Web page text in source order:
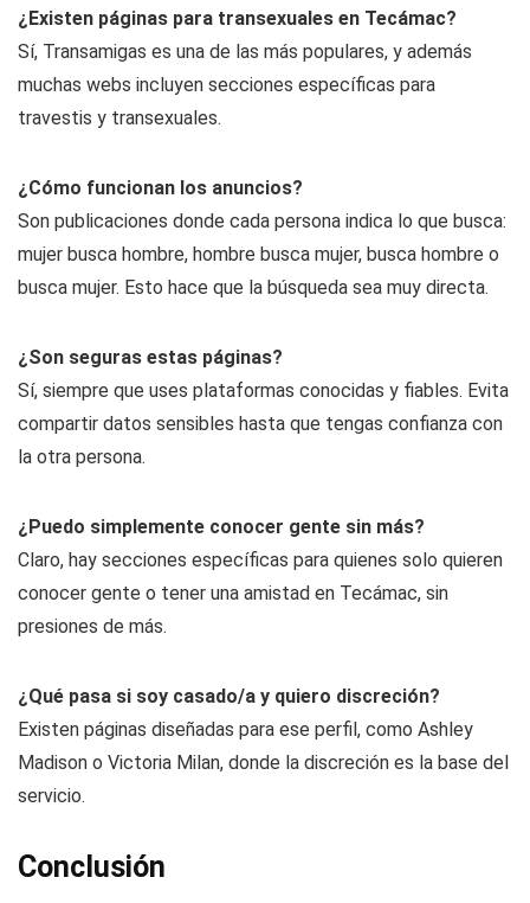
¿Existen páginas para transexuales en Tecámac?
Sí, Transamigas es una de las más populares, y además
muchas webs incluyen secciones específicas para
travestis y transexuales.
¿Cómo funcionan los anuncios?
Son publicaciones donde cada persona indica lo que busca:
mujer busca hombre, hombre busca mujer, busca hombre o
busca mujer. Esto hace que la búsqueda sea muy directa.
¿Son seguras estas páginas?
Sí, siempre que uses plataformas conocidas y fiables. Evita
compartir datos sensibles hasta que tengas confianza con
la otra persona.
¿Puedo simplemente conocer gente sin más?
Claro, hay secciones específicas para quienes solo quieren
conocer gente o tener una amistad en Tecámac, sin
presiones de más.
¿Qué pasa si soy casado/a y quiero discreción?
Existen páginas diseñadas para ese perfil, como Ashley
Madison o Victoria Milan, donde la discreción es la base del
servicio.
Conclusión